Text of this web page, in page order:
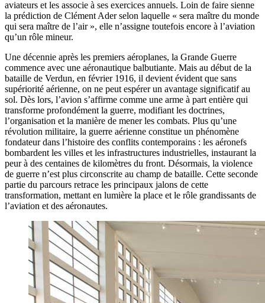
aviateurs et les associe à ses exercices annuels. Loin de faire sienne
la prédiction de Clément Ader selon laquelle « sera maître du monde
qui sera maître de l’air », elle n’assigne toutefois encore à l’aviation
qu’un rôle mineur.
Une décennie après les premiers aéroplanes, la Grande Guerre
commence avec une aéronautique balbutiante. Mais au début de la
bataille de Verdun, en février 1916, il devient évident que sans
supériorité aérienne, on ne peut espérer un avantage significatif au
sol. Dès lors, l’avion s’affirme comme une arme à part entière qui
transforme profondément la guerre, modifiant les doctrines,
l’organisation et la manière de mener les combats. Plus qu’une
révolution militaire, la guerre aérienne constitue un phénomène
fondateur dans l’histoire des conflits contemporains : les aéronefs
bombardent les villes et les infrastructures industrielles, instaurant la
peur à des centaines de kilomètres du front. Désormais, la violence
de guerre n’est plus circonscrite au champ de bataille. Cette seconde
partie du parcours retrace les principaux jalons de cette
transformation, mettant en lumière la place et le rôle grandissants de
l’aviation et des aéronautes.